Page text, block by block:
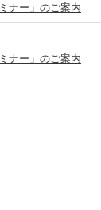
ナー」のご案内
ナー」のご案内